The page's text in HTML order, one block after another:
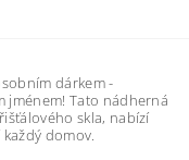
dárkem -
jménem! Tato nádherná
skla, nabízí
domov.